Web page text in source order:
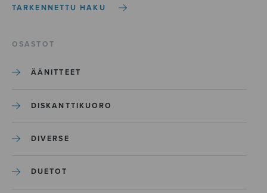
TARKENNETTU HAKU
OSASTOT
ÄÄNITTEET
DISKANTTIKUORO
DIVERSE
DUETOT